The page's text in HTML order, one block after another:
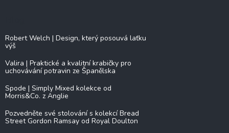
Robert Welch | Design, který posouvá laťku
výš
Valira | Praktické a kvalitní krabičky pro
uchovávání potravin ze Španělska
Spode | Simply Mixed kolekce od
Morris&Co. z Anglie
Pozvedněte své stolování s kolekcí Bread
Street Gordon Ramsay od Royal Doulton